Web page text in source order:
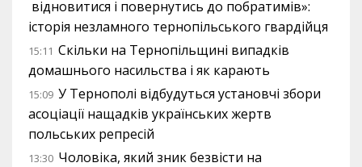
відновитися і повернутись до побратимів»:
історія незламного тернопільського гвардійця
15:11 Скільки на Тернопільщині випадків
домашнього насильства і як карають
15:09 У Тернополі відбудуться установчі збори
асоціації нащадків українських жертв
польських репресій
13:30 Чоловіка, який зник безвісти на